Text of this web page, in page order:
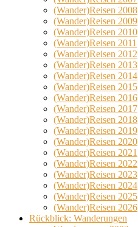
(Wander)Reisen 2008
(Wander)Reisen 2009
(Wander)Reisen 2010
(Wander)Reisen 2011
(Wander)Reisen 2012
(Wander)Reisen 2013
(Wander)Reisen 2014
(Wander)Reisen 2015
(Wander)Reisen 2016
(Wander)Reisen 2017
(Wander)Reisen 2018
(Wander)Reisen 2019
(Wander)Reisen 2020
(Wander)Reisen 2021
(Wander)Reisen 2022
(Wander)Reisen 2023
(Wander)Reisen 2024
(Wander)Reisen 2025
(Wander)Reisen 2026
Rückblick: Wanderungen